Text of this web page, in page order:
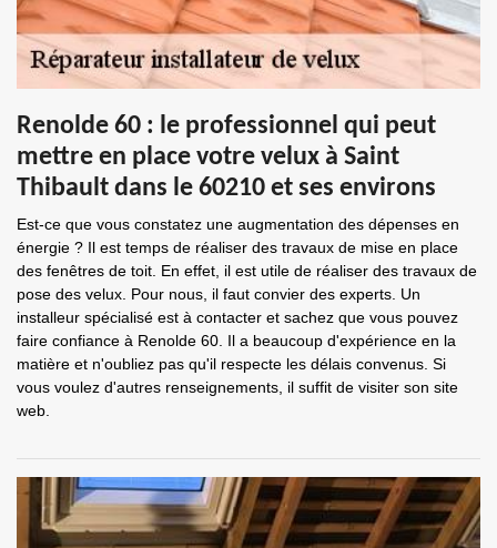
Renolde 60 : le professionnel qui peut
mettre en place votre velux à Saint
Thibault dans le 60210 et ses environs
Est-ce que vous constatez une augmentation des dépenses en
énergie ? Il est temps de réaliser des travaux de mise en place
des fenêtres de toit. En effet, il est utile de réaliser des travaux de
pose des velux. Pour nous, il faut convier des experts. Un
installeur spécialisé est à contacter et sachez que vous pouvez
faire confiance à Renolde 60. Il a beaucoup d'expérience en la
matière et n'oubliez pas qu'il respecte les délais convenus. Si
vous voulez d'autres renseignements, il suffit de visiter son site
web.